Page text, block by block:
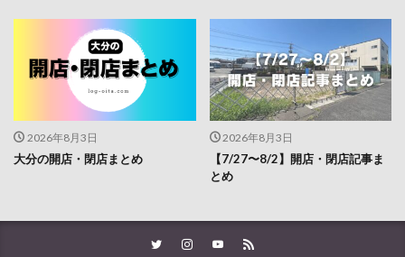
2026年8月3日
大分の開店・閉店まとめ
2026年8月3日
【7/27〜8/2】開店・閉店記事ま
とめ